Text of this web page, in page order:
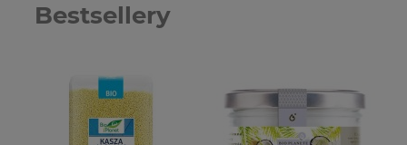
Bestsellery